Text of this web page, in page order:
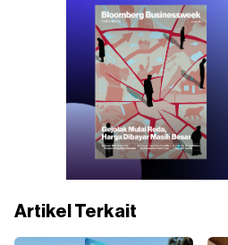
Artikel Terkait